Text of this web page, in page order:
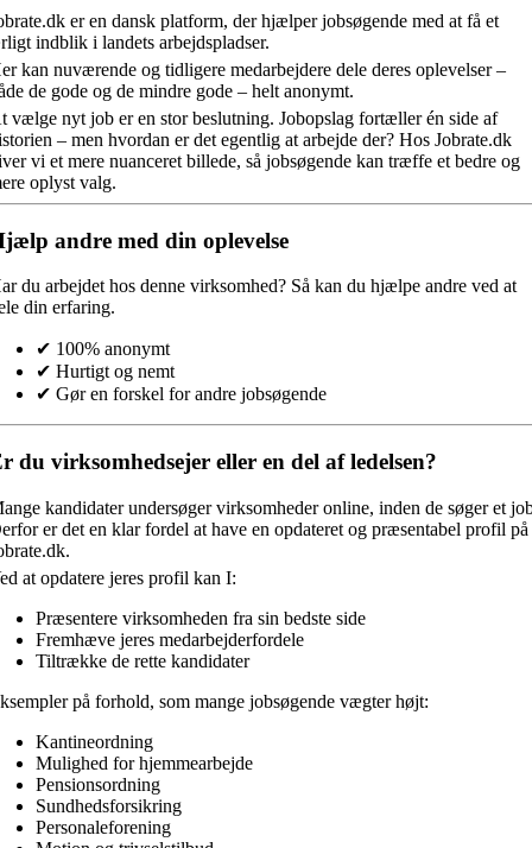
er en dansk platform, der hjælper jobsøgende med at få et
indblik i landets arbejdspladser.
kan nuværende og tidligere medarbejdere dele deres oplevelser –
de gode og de mindre gode – helt anonymt.
vælge nyt job er en stor beslutning. Jobopslag fortæller én side af
– men hvordan er det egentlig at arbejde der? Hos Jobrate.dk
vi et mere nuanceret billede, så jobsøgende kan træffe et bedre og
oplyst valg.
andre med din oplevelse
du arbejdet hos denne virksomhed? Så kan du hjælpe andre ved at
din erfaring.
✔ 100% anonymt
✔ Hurtigt og nemt
✔ Gør en forskel for andre jobsøgende
du virksomhedsejer eller en del af ledelsen?
kandidater undersøger virksomheder online, inden de søger et
er det en klar fordel at have en opdateret og præsentabel profil på
at opdatere jeres profil kan I:
Præsentere virksomheden fra sin bedste side
Fremhæve jeres medarbejderfordele
Tiltrække de rette kandidater
på forhold, som mange jobsøgende vægter højt:
Kantineordning
Mulighed for hjemmearbejde
Pensionsordning
Sundhedsforsikring
Personaleforening